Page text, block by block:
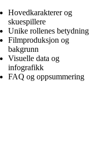
Hovedkarakterer og
skuespillere
Unike rollenes betydning
Filmproduksjon og
bakgrunn
Visuelle data og
infografikk
FAQ og oppsummering